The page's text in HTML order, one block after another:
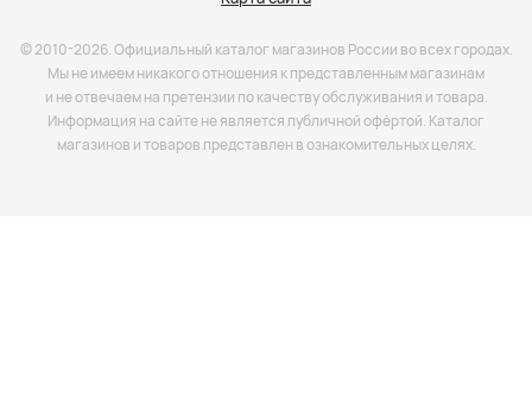
© 2010-2026. Официальный каталог магазинов России во всех городах.
Мы не имеем никакого отношения к представленным магазинам
и не отвечаем на претензии по качеству обслуживания и товара.
Информация на сайте не является публичной офёртой. Каталог
магазинов и товаров представлен в ознакомительных целях.